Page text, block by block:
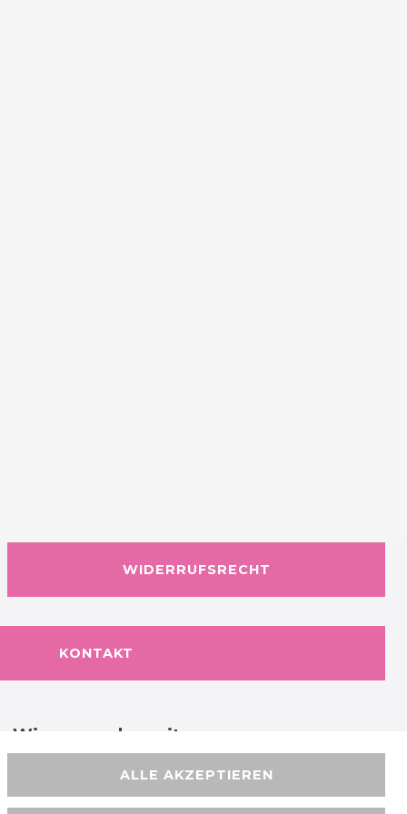
WIDERRUFSRECHT
KONTAKT
Wir versenden mit
ALLE AKZEPTIEREN